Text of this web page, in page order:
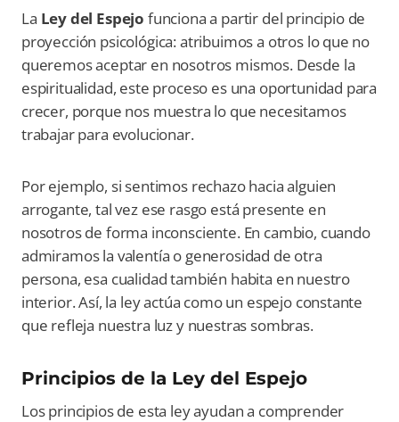
La Ley del Espejo funciona a partir del principio de
proyección psicológica: atribuimos a otros lo que no
queremos aceptar en nosotros mismos. Desde la
espiritualidad, este proceso es una oportunidad para
crecer, porque nos muestra lo que necesitamos
trabajar para evolucionar.
Por ejemplo, si sentimos rechazo hacia alguien
arrogante, tal vez ese rasgo está presente en
nosotros de forma inconsciente. En cambio, cuando
admiramos la valentía o generosidad de otra
persona, esa cualidad también habita en nuestro
interior. Así, la ley actúa como un espejo constante
que refleja nuestra luz y nuestras sombras.
Principios de la Ley del Espejo
Los principios de esta ley ayudan a comprender